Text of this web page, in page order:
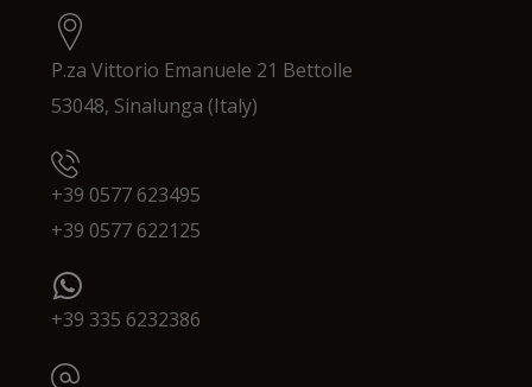
P.za Vittorio Emanuele 21 Bettolle
53048, Sinalunga (Italy)
+39 0577 623495
+39 0577 622125
+39 335 6232386